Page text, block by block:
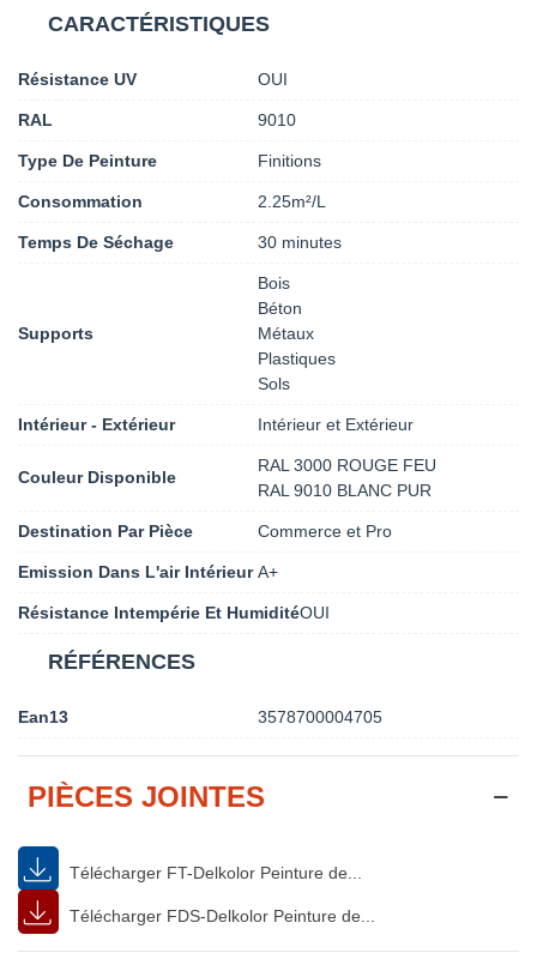
CARACTÉRISTIQUES
Résistance UV OUI
RAL 9010
Type De Peinture Finitions
Consommation 2.25m²/L
Temps De Séchage 30 minutes
Supports
Bois
Béton
Métaux
Plastiques
Sols
Intérieur - Extérieur Intérieur et Extérieur
Couleur Disponible
RAL 3000 ROUGE FEU
RAL 9010 BLANC PUR
Destination Par Pièce Commerce et Pro
Emission Dans L'air Intérieur A+
Résistance Intempérie Et HumiditéOUI
RÉFÉRENCES
Ean13 3578700004705
PIÈCES JOINTES
Télécharger FT-Delkolor Peinture de...
Télécharger FDS-Delkolor Peinture de...